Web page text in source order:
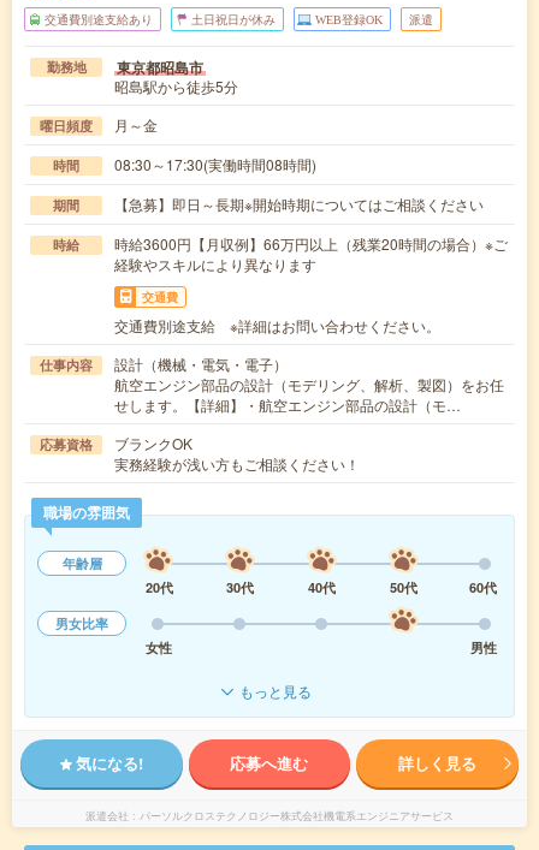
交通費別途支給あり 土日祝日が休み WEB登録OK 派遣
勤務地 東京都昭島市
昭島駅から徒歩5分
曜日頻度 月～金
時間 08:30～17:30(実働時間08時間)
期間 【急募】即日～長期※開始時期についてはご相談ください
時給
時給3600円【月収例】66万円以上（残業20時間の場合）※ご
経験やスキルにより異なります
交通費
交通費別途支給 ※詳細はお問い合わせください。
仕事内容
設計（機械・電気・電子）
航空エンジン部品の設計（モデリング、解析、製図）をお任
せします。【詳細】・航空エンジン部品の設計（モ…
応募資格
ブランクOK
実務経験が浅い方もご相談ください！
職場の雰囲気
年齢層
20代
30代 40代 50代
60代
男女比率
女性
男性
もっと見る
気になる! 応募へ進む 詳しく見る
派遣会社 パーソルクロステクノロジー株式会社機電系エンジニアサービス